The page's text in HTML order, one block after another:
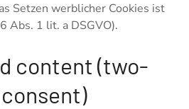
Setzen werblicher Cookies ist
Abs. 1 lit. a DSGVO).
content (two-